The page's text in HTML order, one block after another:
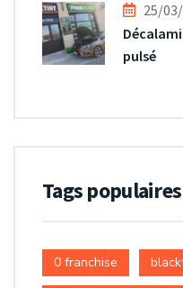
25/
pulsé
Tags populaires
0 franchise